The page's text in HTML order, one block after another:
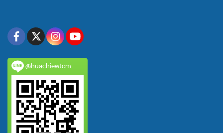
@huachiewtcm